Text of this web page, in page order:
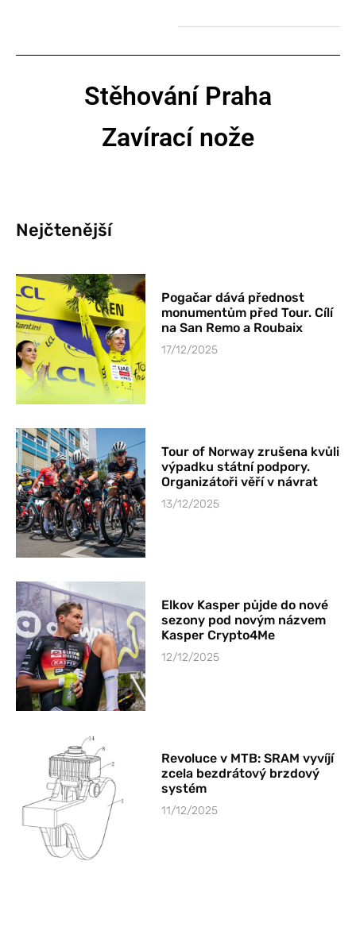
Stěhování Praha
Zavírací nože
Nejčtenější
Pogačar dává přednost
monumentům před Tour. Cílí
na San Remo a Roubaix
17/12/2025
Tour of Norway zrušena kvůli
výpadku státní podpory.
Organizátoři věří v návrat
13/12/2025
Elkov Kasper půjde do nové
sezony pod novým názvem
Kasper Crypto4Me
12/12/2025
Revoluce v MTB: SRAM vyvíjí
zcela bezdrátový brzdový
systém
11/12/2025